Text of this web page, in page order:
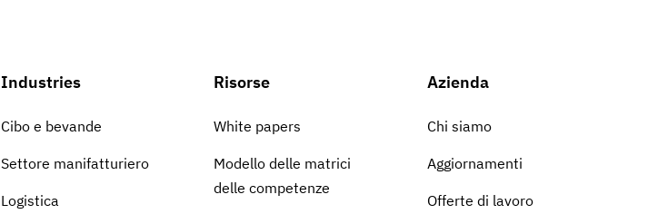
Industries
Cibo e bevande
Settore manifatturiero
Logistica
Risorse
White papers
Modello delle matrici
delle competenze
Azienda
Chi siamo
Aggiornamenti
Offerte di lavoro